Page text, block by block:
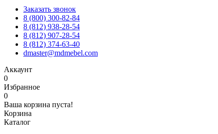
Заказать звонок
8 (800) 300-82-84
8 (812) 938-28-54
8 (812) 907-28-54
8 (812) 374-63-40
dmaster@mdmebel.com
Аккаунт
0
Избранное
0
Ваша корзина пуста!
Корзина
Каталог